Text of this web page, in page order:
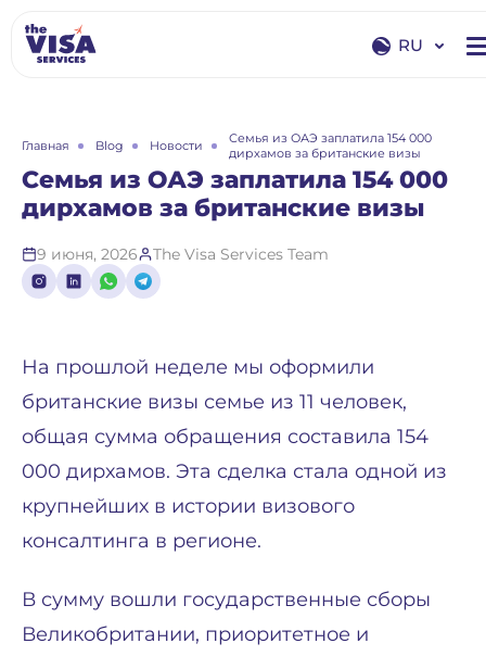
RU
RU
Главная Blog Новости
Семья из ОАЭ заплатила 154 000
дирхамов за британские визы
Семья из ОАЭ заплатила 154 000
дирхамов за британские визы
9 июня, 2026 The Visa Services Team
На прошлой неделе мы оформили
британские визы семье из 11 человек,
общая сумма обращения составила 154
000 дирхамов. Эта сделка стала одной из
крупнейших в истории визового
консалтинга в регионе.
В сумму вошли государственные сборы
Великобритании, приоритетное и